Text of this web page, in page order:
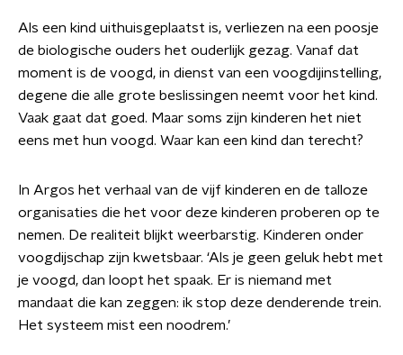
Als een kind uithuisgeplaatst is, verliezen na een poosje
de biologische ouders het ouderlijk gezag. Vanaf dat
moment is de voogd, in dienst van een voogdijinstelling,
degene die alle grote beslissingen neemt voor het kind.
Vaak gaat dat goed. Maar soms zijn kinderen het niet
eens met hun voogd. Waar kan een kind dan terecht?
In Argos het verhaal van de vijf kinderen en de talloze
organisaties die het voor deze kinderen proberen op te
nemen. De realiteit blijkt weerbarstig. Kinderen onder
voogdijschap zijn kwetsbaar. ‘Als je geen geluk hebt met
je voogd, dan loopt het spaak. Er is niemand met
mandaat die kan zeggen: ik stop deze denderende trein.
Het systeem mist een noodrem.’